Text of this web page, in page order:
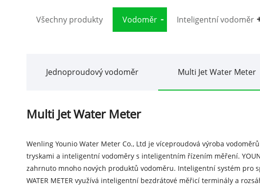
Všechny produkty Vodoměr Inteligentní vodoměr
Jednoproudový vodoměr Multi Jet Water Meter
Multi Jet Water Meter
Wenling Younio Water Meter Co., Ltd je víceproudová výroba
tryskami a inteligentní vodoměry s inteligentním řízením měření.
zahrnuto mnoho nových produktů vodoměru. Inteligentní systém pro
WATER METER využívá inteligentní bezdrátové měřicí terminály a